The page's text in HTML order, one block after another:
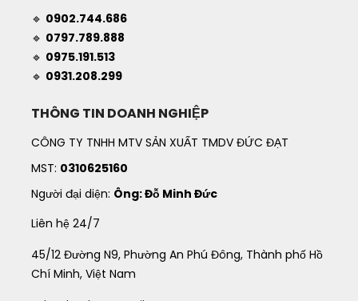
🔹 0902.744.686
🔹 0797.789.888
🔹 0975.191.513
🔹 0931.208.299
THÔNG TIN DOANH NGHIỆP
CÔNG TY TNHH MTV SẢN XUẤT TMDV ĐỨC ĐẠT
MST: 0310625160
Người đại diện: Ông: Đỗ Minh Đức
Liên hệ 24/7
45/12 Đường N9, Phường An Phú Đông, Thành phố Hồ
Chí Minh, Việt Nam